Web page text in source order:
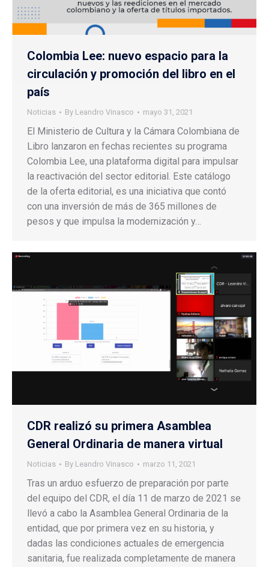
Colombia Lee: nuevo espacio para la
circulación y promoción del libro en el
país
Noticias By Leandro Vinasco mayo 31, 2021
El Ministerio de Cultura y la Cámara Colombiana de
Libro lanzaron en fechas recientes su programa
Colombia Lee, una plataforma digital para impulsar
la reactivación del sector editorial. Este catálogo
de la oferta editorial, es una iniciativa que contó
con una inversión de más de 365 millones de
pesos y que impulsa la modernización y…
CDR realizó su primera Asamblea
General Ordinaria de manera virtual
Noticias By Leandro Vinasco marzo 11, 2021
Tras un arduo esfuerzo de preparación por parte
del equipo del CDR, el día 11 de marzo de 2021 se
llevó a cabo la Asamblea General Ordinaria de la
entidad, que por primera vez en su historia, y
dadas las condiciones actuales de emergencia
sanitaria, fue realizada completamente de manera